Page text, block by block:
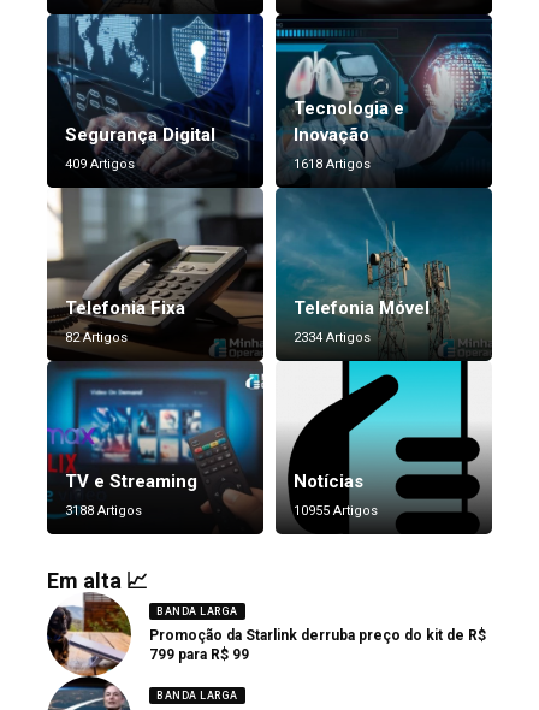
Segurança Digital
409 Artigos
Tecnologia e
Inovação
1618 Artigos
Telefonia Fixa
82 Artigos
Telefonia Móvel
2334 Artigos
TV e Streaming
3188 Artigos
Notícias
10955 Artigos
Em alta 📈
BANDA LARGA
Promoção da Starlink derruba preço do kit de R$
799 para R$ 99
BANDA LARGA